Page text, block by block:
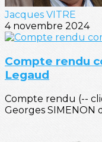
Jacques VITRE
4 novembre 2024
Compte rendu
Legaud
Compte rendu (--
Georges SIMENON